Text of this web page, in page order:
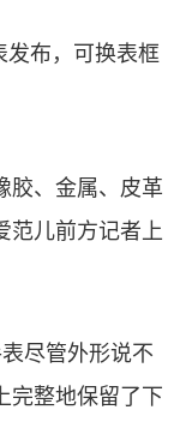
、金属、皮革
范儿前方记者上
尽管外形说不
完整地保留了下